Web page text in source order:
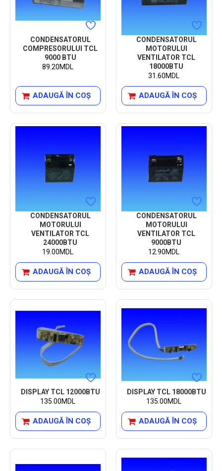
CONDENSATORUL
COMPRESORULUI TCL
9000 BTU
89.20MDL
ADAUGĂ ÎN COŞ
CONDENSATORUL
MOTORULUI
VENTILATOR TCL
18000BTU
31.60MDL
ADAUGĂ ÎN COŞ
CONDENSATORUL
MOTORULUI
VENTILATOR TCL
24000BTU
19.00MDL
ADAUGĂ ÎN COŞ
CONDENSATORUL
MOTORULUI
VENTILATOR TCL
9000BTU
12.90MDL
ADAUGĂ ÎN COŞ
DISPLAY TCL 12000BTU
135.00MDL
ADAUGĂ ÎN COŞ
DISPLAY TCL 18000BTU
135.00MDL
ADAUGĂ ÎN COŞ